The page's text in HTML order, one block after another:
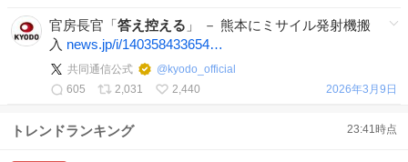
官房長官「答え控える 」 － 熊本にミサイル発射機搬
入 news.jp/i/140358433654…
共同通信公式 @ kyodo_official
605
2,031 2,440 2026年3月9日
トレンドランキング 23:41時点